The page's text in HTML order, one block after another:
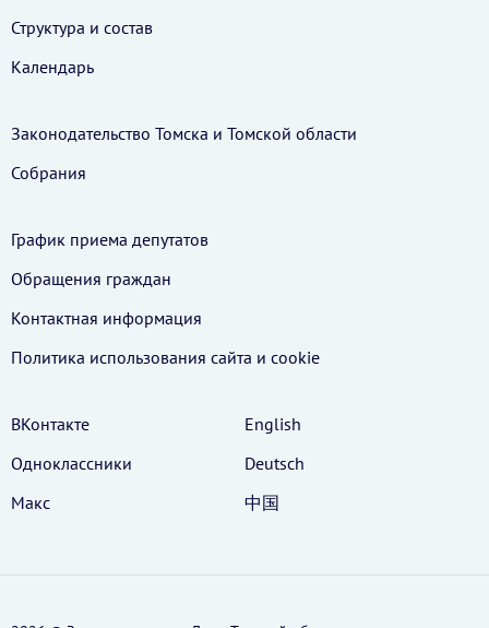
Структура и состав
Календарь
Законодательство Томска и Томской области
Собрания
График приема депутатов
Обращения граждан
Контактная информация
Политика использования cайта и cookie
ВКонтакте
Одноклассники
Макс
English
Deutsch
中国